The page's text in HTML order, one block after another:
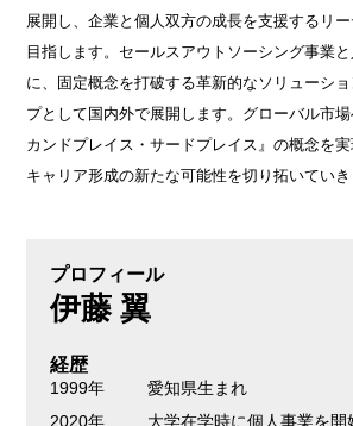
展開し、企業と個人双方の成長を支援するリ
目指します。セールスアウトソーシング事業
に、固定概念を打破する革新的なソリューシ
プとして国内外で展開します。グローバル市
カンドプレイス・サードプレイス』の概念を
キャリア形成の新たな可能性を切り拓いていき
プロフィール
伊藤 翼
経歴
1999年
愛知県生まれ
2020年
大学在学時に個人事業を開